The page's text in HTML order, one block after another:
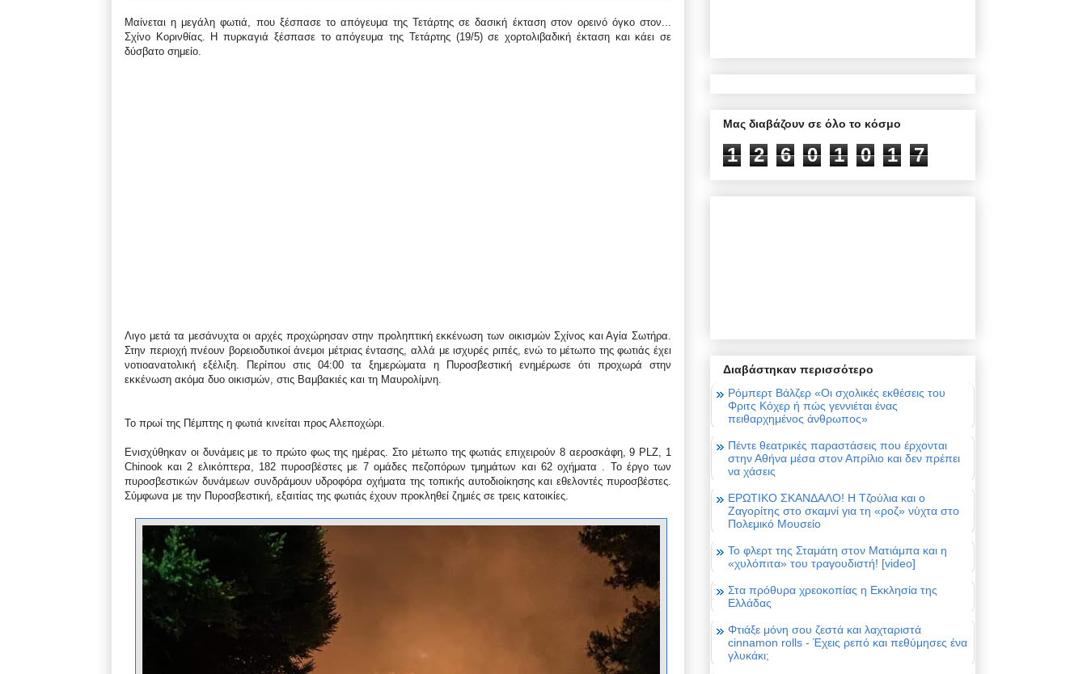
Μαίνεται η μεγάλη φωτιά, που ξέσπασε το απόγευμα της Τετάρτης σε δασική έκταση στον ορεινό όγκο στον...
Σχίνο Κορινθίας. Η πυρκαγιά ξέσπασε το απόγευμα της Τετάρτης (19/5) σε χορτολιβαδική έκταση και κάει σε
δύσβατο σημείο.
Λιγο μετά τα μεσάνυχτα οι αρχές προχώρησαν στην προληπτική εκκένωση των οικισμών Σχίνος και Αγία Σωτήρα.
Στην περιοχή πνέουν βορειοδυτικοί άνεμοι μέτριας έντασης, αλλά με ισχυρές ριπές, ενώ το μέτωπο της φωτιάς έχει
νοτιοανατολική εξέλιξη. Περίπου στις 04:00 τα ξημερώματα η Πυροσβεστική ενημέρωσε ότι προχωρά στην
εκκένωση ακόμα δυο οικισμών, στις Βαμβακιές και τη Μαυρολίμνη.
Το πρωί της Πέμπτης η φωτιά κινείται προς Αλεποχώρι.
Ενισχύθηκαν οι δυνάμεις με το πρώτο φως της ημέρας. Στο μέτωπο της φωτιάς επιχειρούν 8 αεροσκάφη, 9 PLZ, 1
Chinook και 2 ελικόπτερα, 182 πυροσβέστες με 7 ομάδες πεζοπόρων τμημάτων και 62 οχήματα . Το έργο των
πυροσβεστικών δυνάμεων συνδράμουν υδροφόρα οχήματα της τοπικής αυτοδιοίκησης και εθελοντές πυροσβέστες.
Σύμφωνα με την Πυροσβεστική, εξαιτίας της φωτιάς έχουν προκληθεί ζημιές σε τρεις κατοικίες.
Μας διαβάζουν σε όλο το κόσμο
1 2 6 0 1 0 1 7
Διαβάστηκαν περισσότερο
Ρόμπερτ Βάλζερ «Οι σχολικές εκθέσεις του
Φριτς Κόχερ ή πώς γεννιέται ένας
πειθαρχημένος άνθρωπος»
Πέντε θεατρικές παραστάσεις που έρχονται
στην Αθήνα μέσα στον Απρίλιο και δεν πρέπει
να χάσεις
ΕΡΩΤΙΚΟ ΣΚΑΝΔΑΛΟ! Η Τζούλια και ο
Ζαγορίτης στο σκαμνί για τη «ροζ» νύχτα στο
Πολεμικό Μουσείο
Το φλερτ της Σταμάτη στον Ματιάμπα και η
«χυλόπιτα» του τραγουδιστή! [video]
Στα πρόθυρα χρεοκοπίας η Εκκλησία της
Ελλάδας
Φτιάξε μόνη σου ζεστά και λαχταριστά
cinnamon rolls - Έχεις ρεπό και πεθύμησες ένα
γλυκάκι;